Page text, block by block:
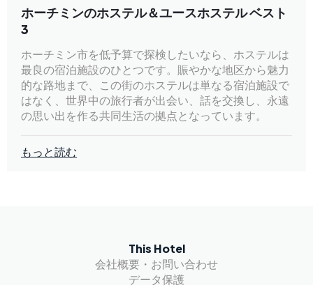
ホーチミンのホステル＆ユースホステル ベスト
3
ホーチミン市を低予算で探検したいなら、ホステルは
最良の宿泊施設のひとつです。賑やかな地区から魅力
的な路地まで、この街のホステルは単なる宿泊施設で
はなく、世界中の旅行者が出会い、話を交換し、永遠
の思い出を作る共同生活の拠点となっています。
もっと読む
This Hotel
会社概要・お問い合わせ
データ保護